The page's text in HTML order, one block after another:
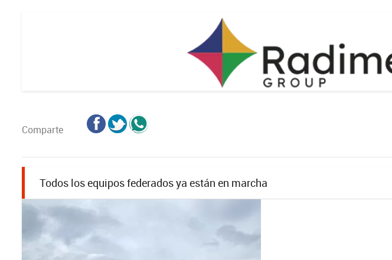
Comparte
Todos los equipos federados ya están en marcha